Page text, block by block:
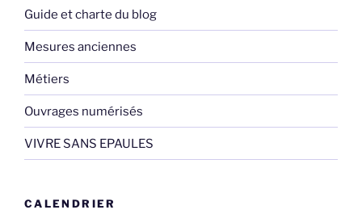
Guide et charte du blog
Mesures anciennes
Métiers
Ouvrages numérisés
VIVRE SANS EPAULES
CALENDRIER